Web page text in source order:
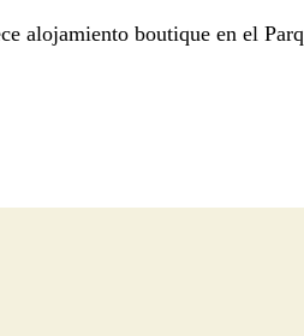
alojamiento boutique en el